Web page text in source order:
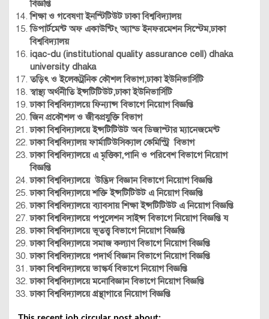
বিজ্ঞপ্তি
শিক্ষা ও গবেষণা ইনস্টিটিউট ঢাকা বিশ্ববিদ্যালয়
ডিপার্টমেন্ট অফ একাউন্টিং অ্যান্ড ইনফরমেশন সিস্টেম,ঢাকা
বিশ্ববিদ্যালয়
iqac-du (institutional quality assurance cell) dhaka
university dhaka
তড়িৎ ও ইলেকট্রনিক কৌশল বিভাগ,ঢাকা ইউনিভার্সিটি
স্বাস্থ্য অর্থনীতি ইন্সটিটিউট,ঢাকা ইউনিভার্সিটি
ঢাকা বিশ্ববিদ্যালয়ে ফিন্যান্স বিভাগে নিয়োগ বিজ্ঞপ্তি
জিন প্রকৌশল ও জীবপ্রযুক্তি বিভাগ
ঢাকা বিশ্ববিদ্যালয়ে ইন্সটিটিউট অব ডিজাস্টার ম্যানেজমেন্ট
ঢাকা বিশ্ববিদ্যালয় ফার্মাটিউসিক্যাল কেমিস্ট্রি বিভাগ
ঢাকা বিশ্ববিদ্যালয়ে এ মৃত্তিকা,পানি ও পরিবেশ বিভাগে নিয়োগ
বিজ্ঞপ্তি
ঢাকা বিশ্ববিদ্যালয়ে উদ্ভিদ বিজ্ঞান বিভাগে নিয়োগ বিজ্ঞপ্তি
ঢাকা বিশ্ববিদ্যালয়ে শক্তি ইন্সটিটিউট এ নিয়োগ বিজ্ঞপ্তি
ঢাকা বিশ্ববিদ্যালয়ে ব্যাবসায় শিক্ষা ইন্সটিটিউট এ নিয়োগ বিজ্ঞপ্তি
ঢাকা বিশ্ববিদ্যালয়ে পপুলেশন সাইন্স বিভাগে নিয়োগ বিজ্ঞপ্তি য
ঢাকা বিশ্ববিদ্যালয়ে ভূতত্ত্ব বিভাগে নিয়োগ বিজ্ঞপ্তি
ঢাকা বিশ্ববিদ্যালয়ে সমাজ কল্যাণ বিভাগে নিয়োগ বিজ্ঞপ্তি
ঢাকা বিশ্ববিদ্যালয়ে পদার্থ বিজ্ঞান বিভাগে নিয়োগ বিজ্ঞপ্তি
ঢাকা বিশ্ববিদ্যালয়ে ভাস্কর্য বিভাগে নিয়োগ বিজ্ঞপ্তি
ঢাকা বিশ্ববিদ্যালয়ে মনোবিজ্ঞান বিভাগে নিয়োগ বিজ্ঞপ্তি
ঢাকা বিশ্ববিদ্যালয়ে গ্রন্থাগারে নিয়োগ বিজ্ঞপ্তি